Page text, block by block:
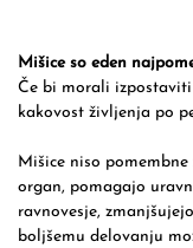
Mišice so eden
Če bi morali
kakovost življenja po
Mišice niso
organ, pomagajo
ravnovesje,
boljšemu delovanju